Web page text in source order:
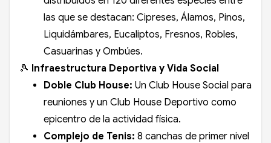
las que se destacan: Cipreses, Álamos, Pinos,
Liquidámbares, Eucaliptos, Fresnos, Robles,
Casuarinas y Ombúes.
🎾 Infraestructura Deportiva y Vida Social
Doble Club House: Un Club House Social para
reuniones y un Club House Deportivo como
epicentro de la actividad física.
Complejo de Tenis: 8 canchas de primer nivel